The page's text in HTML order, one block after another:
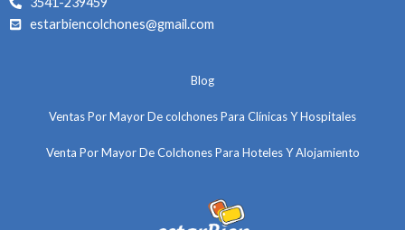
estarbiencolchones@gmail.com
Blog
Ventas Por Mayor De colchones Para Clínicas Y Hospitales
Venta Por Mayor De Colchones Para Hoteles Y Alojamiento